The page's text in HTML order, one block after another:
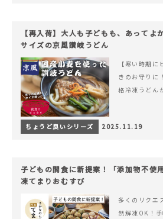
【再入荷】大人も子どもも、あってよ
サイズの京風讃岐うどん
【寒い時期
きのお守りに
格冷凍うどん
ちょうど良いシリーズ 2025.11.19
子どもの間食に新提案！「添加物不使
凍てまりおむすび
多くのリクエ
然解凍OK！